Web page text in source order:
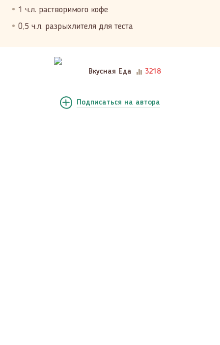
1 ч.л. растворимого кофе
0,5 ч.л. разрыхлителя для теста
Вкусная Еда 3218
Подписаться на автора